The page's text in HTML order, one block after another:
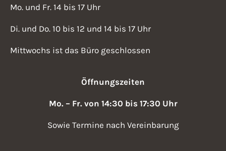
Mo. und Fr. 14 bis 17 Uhr
Di. und Do. 10 bis 12 und 14 bis 17 Uhr
Mittwochs ist das Büro geschlossen
Öffnungszeiten
Mo. – Fr. von 14:30 bis 17:30 Uhr
Sowie Termine nach Vereinbarung